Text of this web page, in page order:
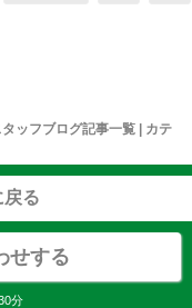
ッフブログ記事一覧 | カテ
戻る
せする
分